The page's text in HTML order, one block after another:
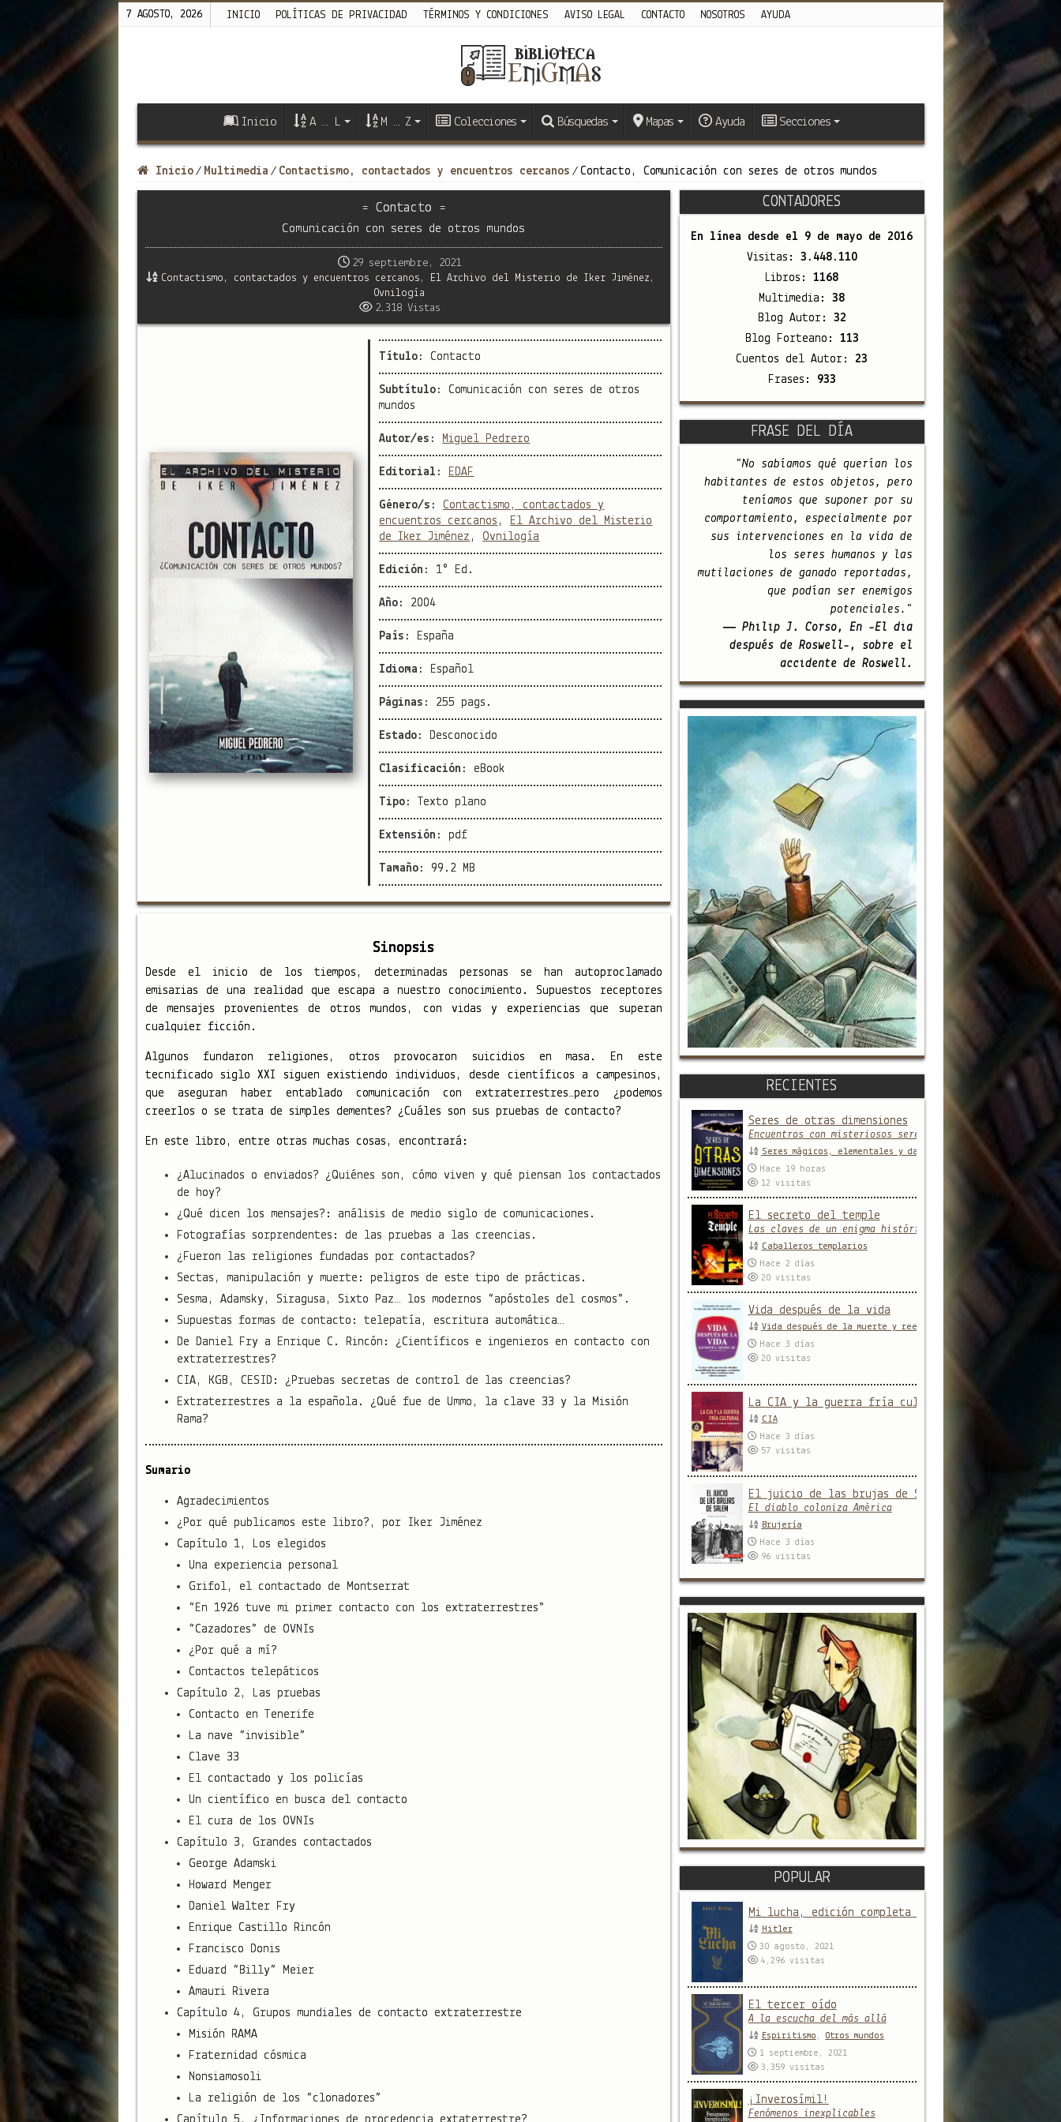
7 AGOSTO, 2026 INICIO POLÍTICAS DE PRIVACIDAD TÉRMINOS Y CONDICIONES AVISO LEGAL CONTACTO NOSOTROS AYUDA
Inicio A … L M … Z Colecciones Búsquedas Mapas Ayuda Secciones
Inicio / Multimedia / Contactismo, contactados y encuentros cercanos / Contacto, Comunicación con seres de otros mundos
= Contacto =
Comunicación con seres de otros mundos
29 septiembre, 2021
Contactismo, contactados y encuentros cercanos , El Archivo del Misterio de Iker Jiménez ,
Ovnilogía
2,318 Vistas
Título: Contacto
Subtítulo: Comunicación con seres de otros
mundos
Autor/es: Miguel Pedrero
Editorial: EDAF
Género/s: Contactismo, contactados y
encuentros cercanos , El Archivo del Misterio
de Iker Jiménez , Ovnilogía
Edición: 1° Ed.
Año: 2004
País: España
Idioma: Español
Páginas: 255 pags.
Estado: Desconocido
Clasificación: eBook
Tipo: Texto plano
Extensión: pdf
Tamaño: 99.2 MB
Sinopsis
Desde el inicio de los tiempos, determinadas personas se han autoproclamado
emisarias de una realidad que escapa a nuestro conocimiento. Supuestos receptores
de mensajes provenientes de otros mundos, con vidas y experiencias que superan
cualquier ficción.
Algunos fundaron religiones, otros provocaron suicidios en masa. En este
tecnificado siglo XXI siguen existiendo individuos, desde científicos a campesinos,
que aseguran haber entablado comunicación con extraterrestres…pero ¿podemos
creerlos o se trata de simples dementes? ¿Cuáles son sus pruebas de contacto?
En este libro, entre otras muchas cosas, encontrará:
¿Alucinados o enviados? ¿Quiénes son, cómo viven y qué piensan los contactados
de hoy?
¿Qué dicen los mensajes?: análisis de medio siglo de comunicaciones.
Fotografías sorprendentes: de las pruebas a las creencias.
¿Fueron las religiones fundadas por contactados?
Sectas, manipulación y muerte: peligros de este tipo de prácticas.
Sesma, Adamsky, Siragusa, Sixto Paz… los modernos “apóstoles del cosmos”.
Supuestas formas de contacto: telepatía, escritura automática…
De Daniel Fry a Enrique C. Rincón: ¿Científicos e ingenieros en contacto con
extraterrestres?
CIA, KGB, CESID: ¿Pruebas secretas de control de las creencias?
Extraterrestres a la española. ¿Qué fue de Ummo, la clave 33 y la Misión
Rama?
Sumario
Agradecimientos
¿Por qué publicamos este libro?, por Iker Jiménez
Capítulo 1, Los elegidos
Una experiencia personal
Grifol, el contactado de Montserrat
“En 1926 tuve mi primer contacto con los extraterrestres”
“Cazadores” de OVNIs
¿Por qué a mí?
Contactos telepáticos
Capítulo 2, Las pruebas
Contacto en Tenerife
La nave “invisible”
Clave 33
El contactado y los policías
Un científico en busca del contacto
El cura de los OVNIs
Capítulo 3, Grandes contactados
George Adamski
Howard Menger
Daniel Walter Fry
Enrique Castillo Rincón
Francisco Donis
Eduard “Billy” Meier
Amauri Rivera
Capítulo 4, Grupos mundiales de contacto extraterrestre
Misión RAMA
Fraternidad cósmica
Nonsiamosoli
La religión de los “clonadores”
CONTADORES
En línea desde el 9 de mayo de 2016
Visitas: 3.448.110
Libros: 1168
Multimedia: 38
Blog Autor: 32
Blog Forteano: 113
Cuentos del Autor: 23
Frases: 933
FRASE DEL DÍA
"No sabíamos qué querían los
habitantes de estos objetos, pero
teníamos que suponer por su
comportamiento, especialmente por
sus intervenciones en la vida de
los seres humanos y las
mutilaciones de ganado reportadas,
que podían ser enemigos
potenciales."
— Philip J. Corso, En -El día
después de Roswell-, sobre el
accidente de Roswell.
RECIENTES
Seres de otras dimensiones
Encuentros con misteriosos seres y entidades que
Seres mágicos, elementales y daimones
Hace 19 horas
12 visitas
El secreto del temple
Las claves de un enigma histórico
Caballeros templarios
Hace 2 días
20 visitas
Vida después de la vida
Vida después de la muerte y reencarnación
Hace 3 días
20 visitas
La CIA y la guerra fría cultural
CIA
Hace 3 días
57 visitas
El juicio de las brujas de Salem
El diablo coloniza América
Brujería
Hace 3 días
96 visitas
POPULAR
Mi lucha, edición completa y sin censura
Hitler
30 agosto, 2021
4,296 visitas
El tercer oído
A la escucha del más allá
Espiritismo , Otros mundos
1 septiembre, 2021
3,359 visitas
¡Inverosímil!
Fenómenos inexplicables